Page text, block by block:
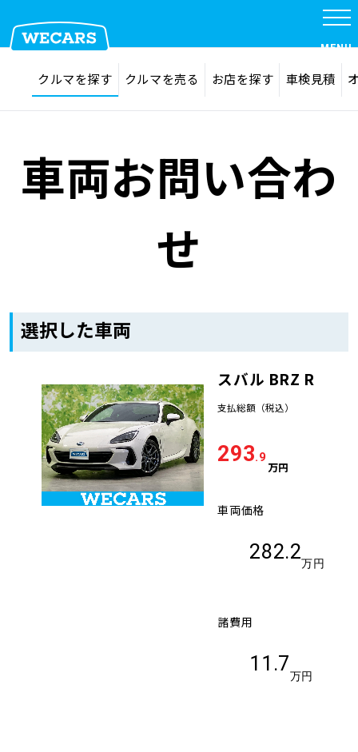
在庫検索 サイト内検索
MENU
クルマを探す
クルマを売る
車検見積
車検料金・メニュー
品質管理とサポート体制
オイル交換・点検・整備予約
お役立ち情報
お問い合わせ
採用情報
0120-733-500
クルマを探す クルマを売る お店を探す 車検見積
車両お問い合わ
せ
選択した車両
スバル BRZ R
支払総額 （税込）
293.9
万円
車両価格
282.2
万円
諸費用
11.7
万円